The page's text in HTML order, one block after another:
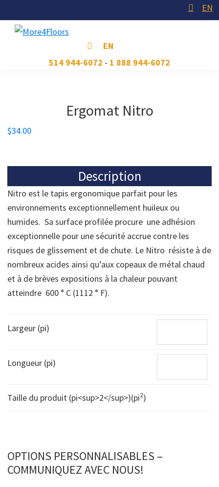
to
primary
to
main
to
footer
EN
EN
514 944-6072 - 1 888 944-6072
Ergomat Nitro
$34.00
Description
Nitro est le tapis ergonomique parfait pour les
environnements exceptionnellement huileux ou
humides. Sa surface profilée procure une adhésion
exceptionnelle pour une sécurité accrue contre les
risques de glissement et de chute. Le Nitro résiste à de
nombreux acides ainsi qu’aux copeaux de métal chaud
et à de brèves expositions à la chaleur pouvant
atteindre 600 ° C (1112 ° F).
Largeur (pi)
Longueur (pi)
Taille du produit (pi<sup>2</sup>)(pi2)
OPTIONS PERSONNALISABLES –
COMMUNIQUEZ AVEC NOUS!